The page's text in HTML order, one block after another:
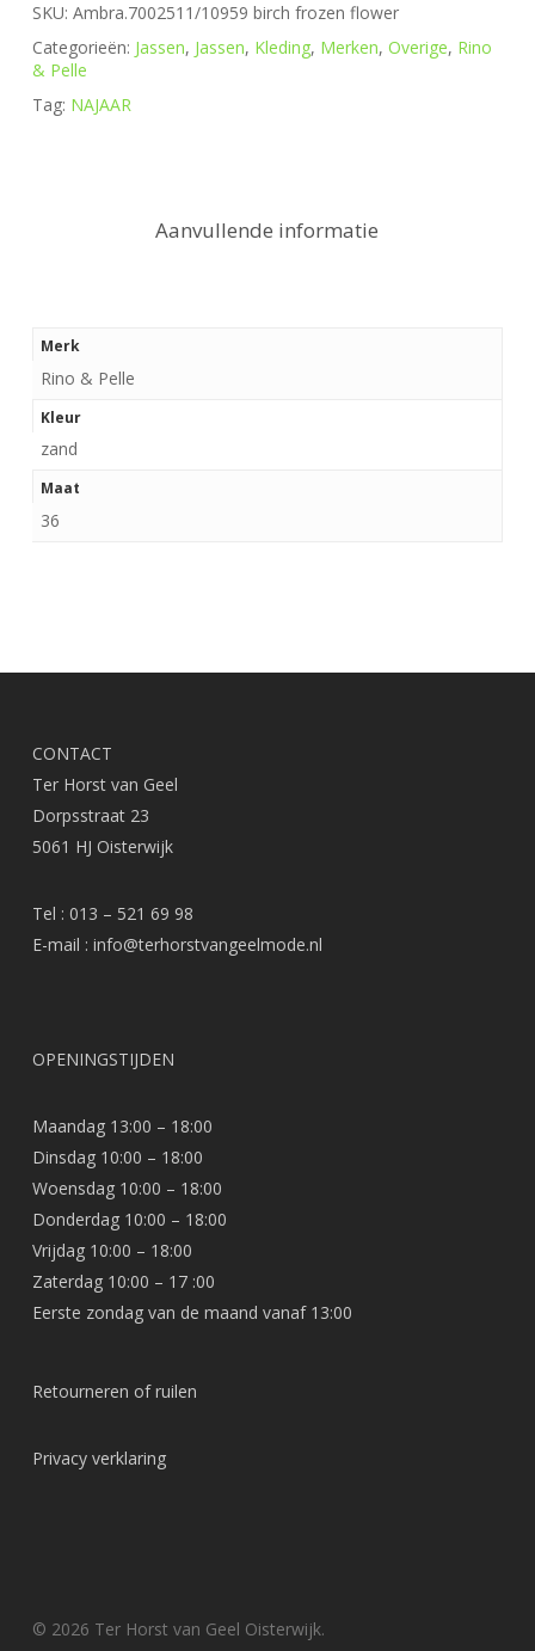
SKU: Ambra.7002511/10959 birch frozen flower
Categorieën: Jassen, Jassen, Kleding, Merken, Overige, Rino
& Pelle
Tag: NAJAAR
Aanvullende informatie
Merk
Rino & Pelle
Kleur
zand
Maat
36
CONTACT
Ter Horst van Geel
Dorpsstraat 23
5061 HJ Oisterwijk
Tel : 013 – 521 69 98
E-mail : info@terhorstvangeelmode.nl
OPENINGSTIJDEN
Maandag 13:00 – 18:00
Dinsdag 10:00 – 18:00
Woensdag 10:00 – 18:00
Donderdag 10:00 – 18:00
Vrijdag 10:00 – 18:00
Zaterdag 10:00 – 17 :00
Eerste zondag van de maand vanaf 13:00
Retourneren of ruilen
Privacy verklaring
© 2026 Ter Horst van Geel Oisterwijk.